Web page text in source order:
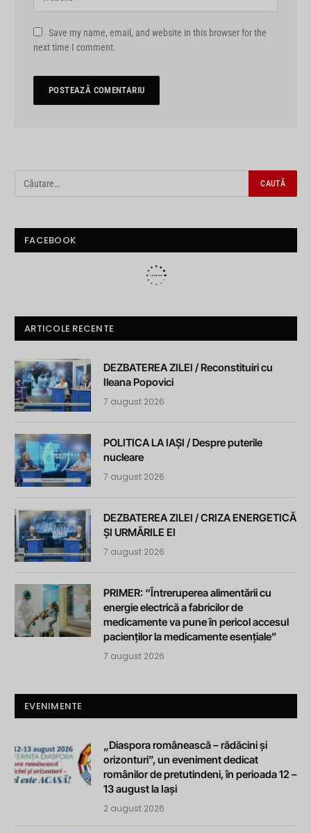
Save my name, email, and website in this browser for the
next time I comment.
FACEBOOK
ARTICOLE RECENTE
DEZBATEREA ZILEI / Reconstituiri cu
Ileana Popovici
7 august 2026
POLITICA LA IAȘI / Despre puterile
nucleare
7 august 2026
DEZBATEREA ZILEI / CRIZA ENERGETICĂ
ȘI URMĂRILE EI
7 august 2026
PRIMER: “Întreruperea alimentării cu
energie electrică a fabricilor de
medicamente va pune în pericol accesul
pacienților la medicamente esențiale”
7 august 2026
EVENIMENTE
„Diaspora românească – rădăcini și
orizonturi”, un eveniment dedicat
românilor de pretutindeni, în perioada 12 –
13 august la Iași
2 august 2026